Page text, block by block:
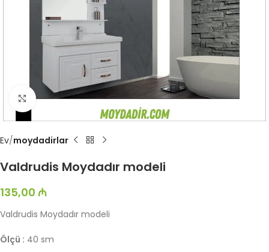
Böyütmək üçün toxun
Ev moydadirlar
Valdrudis Moydadır modeli
135,00 ₼
Valdrudis Moydadır modeli
Ölçü : 40 sm